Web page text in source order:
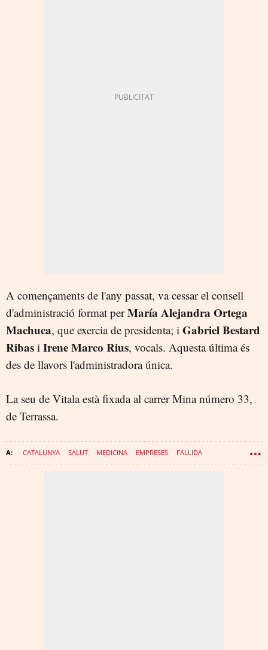
A començaments de l'any passat, va cessar el consell
d'administració format perMaría Alejandra Ortega
Machuca, que exercia de presidenta; i Gabriel Bestard
Ribas i Irene Marco Rius, vocals. Aquesta última és
des de llavors l'administradora única.
La seu de Vitala està fixada al carrer Mina número 33,
de Terrassa.
CATALUNYA SALUT MEDICINA EMPRESES FALLIDA